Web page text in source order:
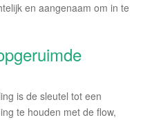
en aangenaam om in te
is de sleutel tot een
te houden met de flow,